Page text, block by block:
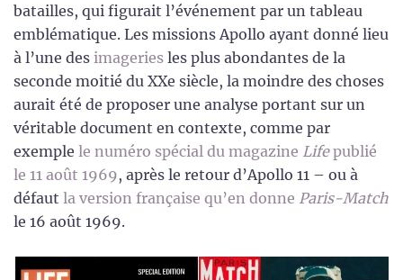
batailles, qui figurait l’événement par un tableau
emblématique. Les missions Apollo ayant donné lieu
à l’une des imageries les plus abondantes de la
seconde moitié du XXe siècle, la moindre des choses
aurait été de proposer une analyse portant sur un
véritable document en contexte, comme par
exemple le numéro spécial du magazine Lifepublié
le 11 août 1969, après le retour d’Apollo 11 – ou à
défaut la version française qu’en donne Paris-Match
le 16 août 1969.